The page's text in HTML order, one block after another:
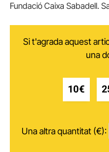
Fundació Caixa Sabadell.
Si t'agrada aquest
una
10€
Una altra quantitat (€):